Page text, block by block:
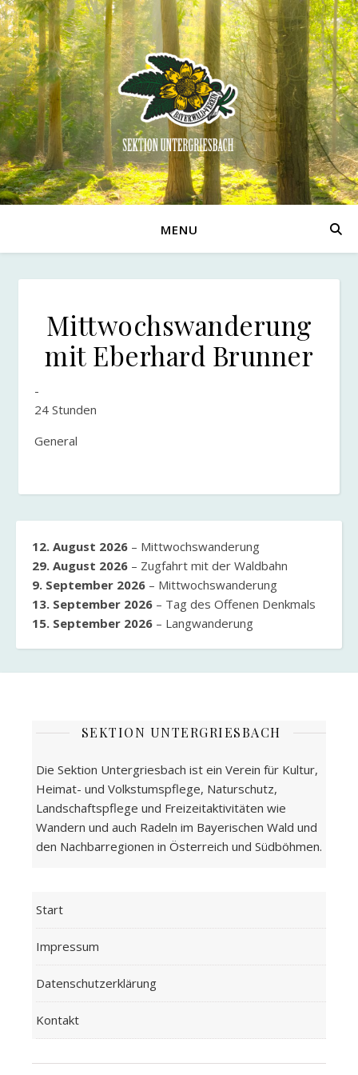
MENU
Mittwochswanderung
mit Eberhard Brunner
-
24 Stunden
General
12. August 2026 – Mittwochswanderung
29. August 2026 – Zugfahrt mit der Waldbahn
9. September 2026 – Mittwochswanderung
13. September 2026 – Tag des Offenen Denkmals
15. September 2026 – Langwanderung
SEKTION UNTERGRIESBACH
Die Sektion Untergriesbach ist ein Verein für Kultur,
Heimat- und Volkstumspflege, Naturschutz,
Landschaftspflege und Freizeitaktivitäten wie
Wandern und auch Radeln im Bayerischen Wald und
den Nachbarregionen in Österreich und Südböhmen.
Start
Impressum
Datenschutzerklärung
Kontakt